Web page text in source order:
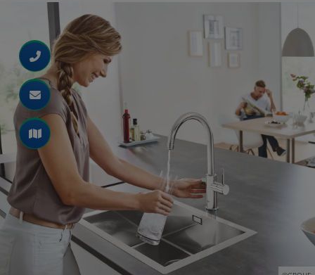
schließen
schließen
schließen
und schließen